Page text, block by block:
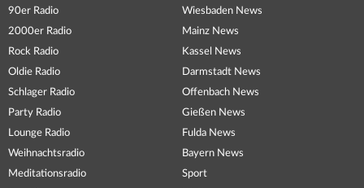
90er Radio
2000er Radio
Rock Radio
Oldie Radio
Schlager Radio
Party Radio
Lounge Radio
Weihnachtsradio
Meditationsradio
Wiesbaden News
Mainz News
Kassel News
Darmstadt News
Offenbach News
Gießen News
Fulda News
Bayern News
Sport